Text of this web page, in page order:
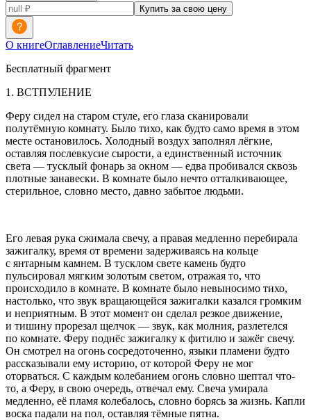
Купить за свою цену
О книгеОглавлениеЧитать
Бесплатный фрагмент
1. ВСТПУЛЕНИЕ
Феру сидел на старом стуле, его глаза сканировали
полутёмную комнату. Было тихо, как будто само время в этом
месте остановилось. Холодный воздух заполнял лёгкие,
оставляя послевкусие сырости, а единственный источник
света — тусклый фонарь за окном — едва пробивался сквозь
плотные занавески. В комнате было нечто отталкивающее,
стерильное, словно место, давно забытое людьми.
Его левая рука сжимала свечу, а правая медленно перебирала
зажигалку, время от времени задерживаясь на кольце
с янтарным камнем. В тусклом свете камень будто
пульсировал мягким золотым светом, отражая то, что
происходило в комнате. В комнате было невыносимо тихо,
настолько, что звук вращающейся зажигалки казался громким
и неприятным. В этот момент он сделал резкое движение,
и тишину прорезал щелчок — звук, как молния, разлетелся
по комнате. Феру поднёс зажигалку к фитилю и зажёг свечу.
Он смотрел на огонь сосредоточенно, языки пламени будто
рассказывали ему историю, от которой Феру не мог
оторваться. С каждым колебанием огонь словно шептал что-
то, а Феру, в свою очередь, отвечал ему. Свеча умирала
медленно, её пламя колебалось, словно борясь за жизнь. Капли
воска падали на пол, оставляя тёмные пятна.